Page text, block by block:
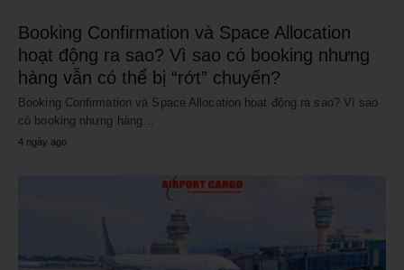
Booking Confirmation và Space Allocation
hoạt động ra sao? Vì sao có booking nhưng
hàng vẫn có thể bị “rớt” chuyến?
Booking Confirmation và Space Allocation hoạt động ra sao? Vì sao
có booking nhưng hàng…
4 ngày ago